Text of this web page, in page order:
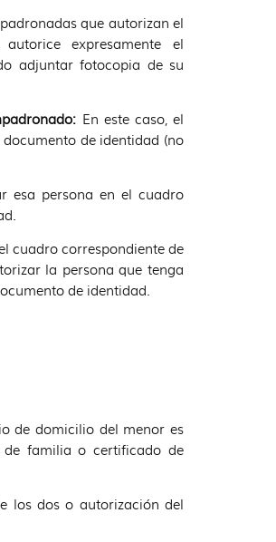
que autorizan el
expresamente el
adjuntar fotocopia de su
En este caso, el
de identidad (no
esa persona en el cuadro
cuadro correspondiente de
la persona que tenga
de identidad.
de domicilio del menor es
familia o certificado de
los dos o autorización del